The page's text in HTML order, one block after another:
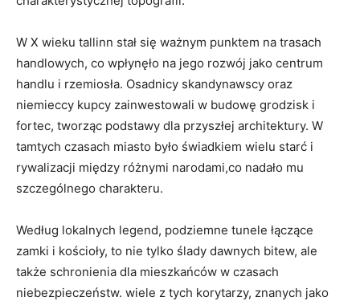
W X wieku tallinn stał ‌się ważnym punktem na trasach
handlowych, ⁣co wpłynęło na jego rozwój jako centrum ​
handlu i rzemiosła. Osadnicy skandynawscy oraz‍
niemieccy kupcy zainwestowali w budowę grodzisk​ i
fortec, tworząc podstawy dla przyszłej architektury. W
tamtych czasach miasto było świadkiem wielu starć i
rywalizacji między różnymi narodami,co ‌nadało mu
⁤szczególnego charakteru.
Według lokalnych ‌legend, podziemne tunele łączące ​
zamki ⁣i kościoły, to nie⁢ tylko ​ślady ​dawnych bitew,‍ ale
także‌ schronienia dla mieszkańców w czasach
niebezpieczeństw. wiele z tych korytarzy, znanych jako